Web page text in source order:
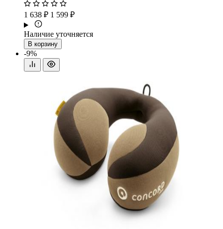
1 638 ₽ 1 599 ₽
Наличие уточняется
В корзину
-9%